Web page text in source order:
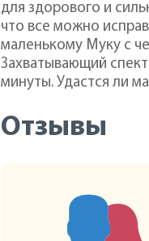
для здорового и
что все можно
маленькому Муку с
Захватывающий
минуты. Удастся ли
Отзывы